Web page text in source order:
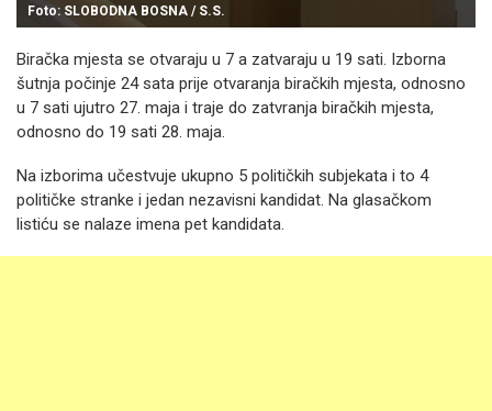
Foto: SLOBODNA BOSNA / S.S.
Biračka mjesta se otvaraju u 7 a zatvaraju u 19 sati. Izborna
šutnja počinje 24 sata prije otvaranja biračkih mjesta, odnosno
u 7 sati ujutro 27. maja i traje do zatvranja biračkih mjesta,
odnosno do 19 sati 28. maja.
Na izborima učestvuje ukupno 5 političkih subjekata i to 4
političke stranke i jedan nezavisni kandidat. Na glasačkom
listiću se nalaze imena pet kandidata.